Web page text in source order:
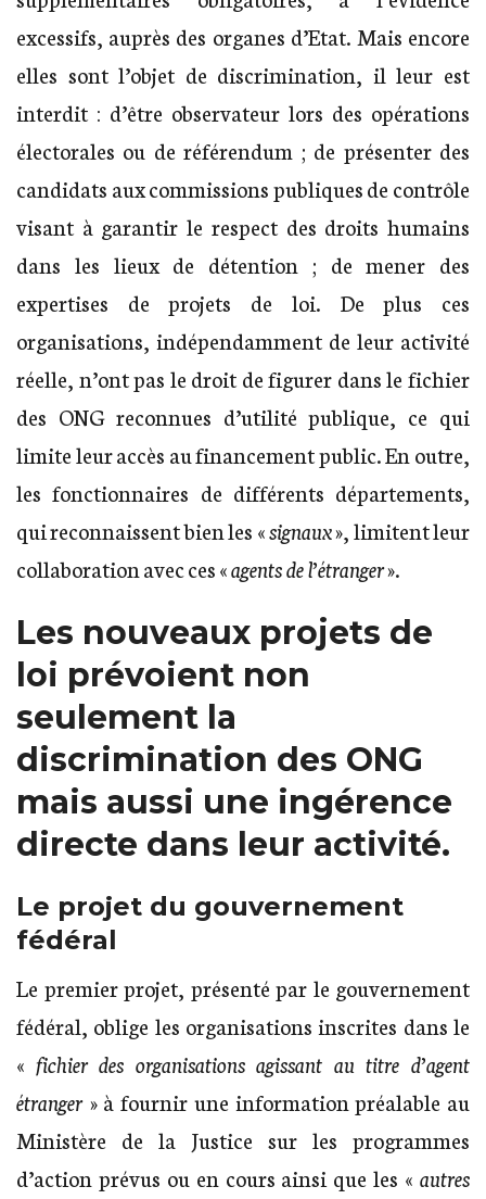
excessifs, auprès des organes d’Etat. Mais encore
elles sont l’objet de discrimination, il leur est
interdit : d’être observateur lors des opérations
électorales ou de référendum ; de présenter des
candidats aux commissions publiques de contrôle
visant à garantir le respect des droits humains
dans les lieux de détention ; de mener des
expertises de projets de loi. De plus ces
organisations, indépendamment de leur activité
réelle, n’ont pas le droit de figurer dans le fichier
des ONG reconnues d’utilité publique, ce qui
limite leur accès au financement public. En outre,
les fonctionnaires de différents départements,
qui reconnaissent bien les «signaux», limitent leur
collaboration avec ces «agents de l’étranger».
Les nouveaux projets de
loi prévoient non
seulement la
discrimination des ONG
mais aussi une ingérence
directe dans leur activité.
Le projet du gouvernement
fédéral
Le premier projet, présenté par le gouvernement
fédéral, oblige les organisations inscrites dans le
« fichier des organisations agissant au titre d’agent
étranger » à fournir une information préalable au
Ministère de la Justice sur les programmes
d’action prévus ou en cours ainsi que les « autres